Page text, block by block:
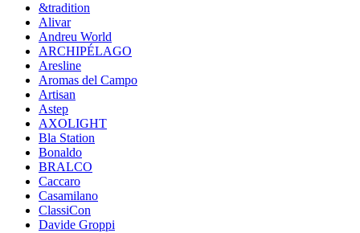
&tradition
Alivar
Andreu World
ARCHIPÉLAGO
Aresline
Aromas del Campo
Artisan
Astep
AXOLIGHT
Bla Station
Bonaldo
BRALCO
Caccaro
Casamilano
ClassiCon
Davide Groppi